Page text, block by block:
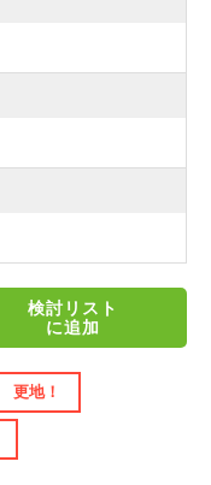
検討リスト
に追加
更地！